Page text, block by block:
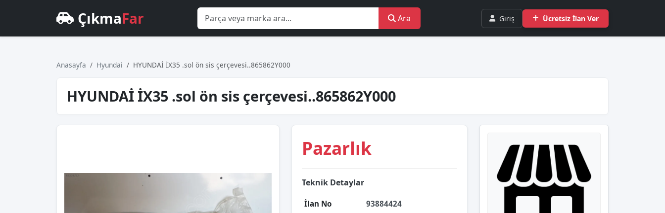
ÇıkmaFar Ara Giriş Ücretsiz İlan Ver
Anasayfa Hyundai HYUNDAİ İX35 .sol ön sis çerçevesi..865862Y000
HYUNDAİ İX35 .sol ön sis çerçevesi..865862Y000
Pazarlık
Teknik Detaylar
İlan No 93884424